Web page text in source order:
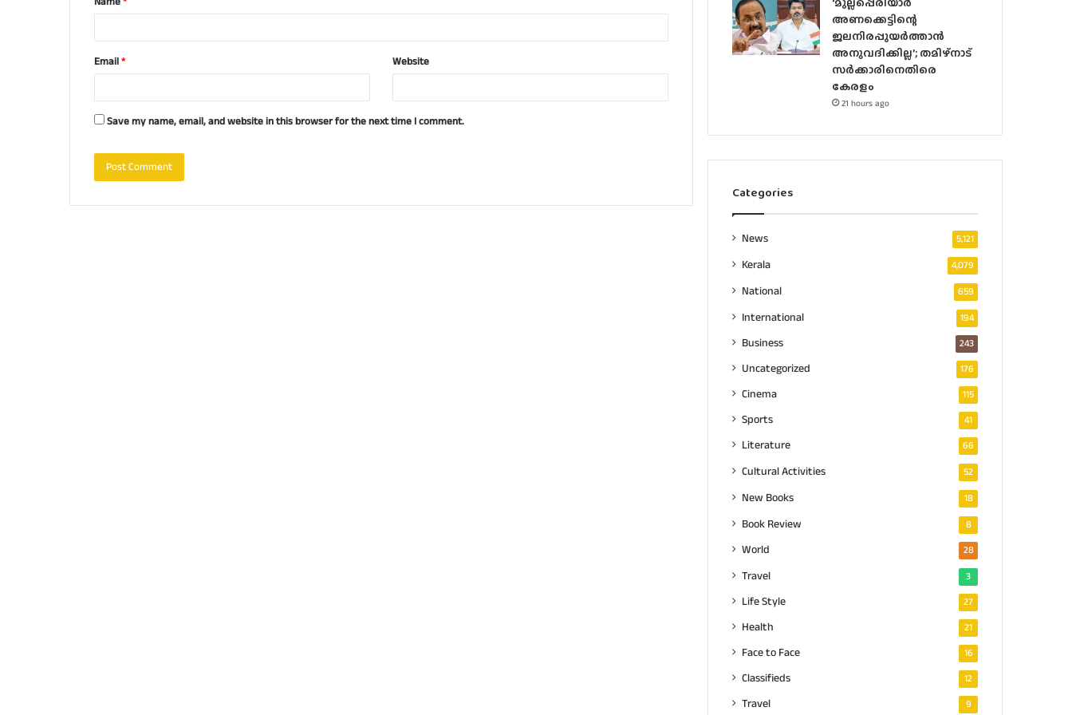
*
Email* Website
Save my name, email, and website in this browser for the next time I comment.
അണക്കെട്ടിന്റെ
ജലനിരപ്പുയർത്താൻ
അനുവദിക്കില്ല’; തമിഴ്‌നാട്
സർക്കാരിനെതിരെ
കേരളം
21 hours ago
Categories
News 5,121
Kerala 4,079
National 659
International 194
Business 243
Uncategorized 176
Cinema 115
Sports 41
Literature 66
Cultural Activities 52
New Books 18
Book Review 8
World 28
Travel 3
Life Style 27
Health 21
Face to Face 16
Classifieds 12
Travel 9